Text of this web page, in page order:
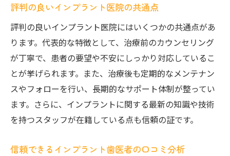
評判の良いインプラント医院の共通点
評判の良いインプラント医院にはいくつかの共通点があ
ります。代表的な特徴として、治療前のカウンセリング
が丁寧で、患者の要望や不安にしっかり対応しているこ
とが挙げられます。また、治療後も定期的なメンテナン
スやフォローを行い、長期的なサポート体制が整ってい
ます。さらに、インプラントに関する最新の知識や技術
を持つスタッフが在籍している点も信頼の証です。
信頼できるインプラント歯医者の口コミ分析